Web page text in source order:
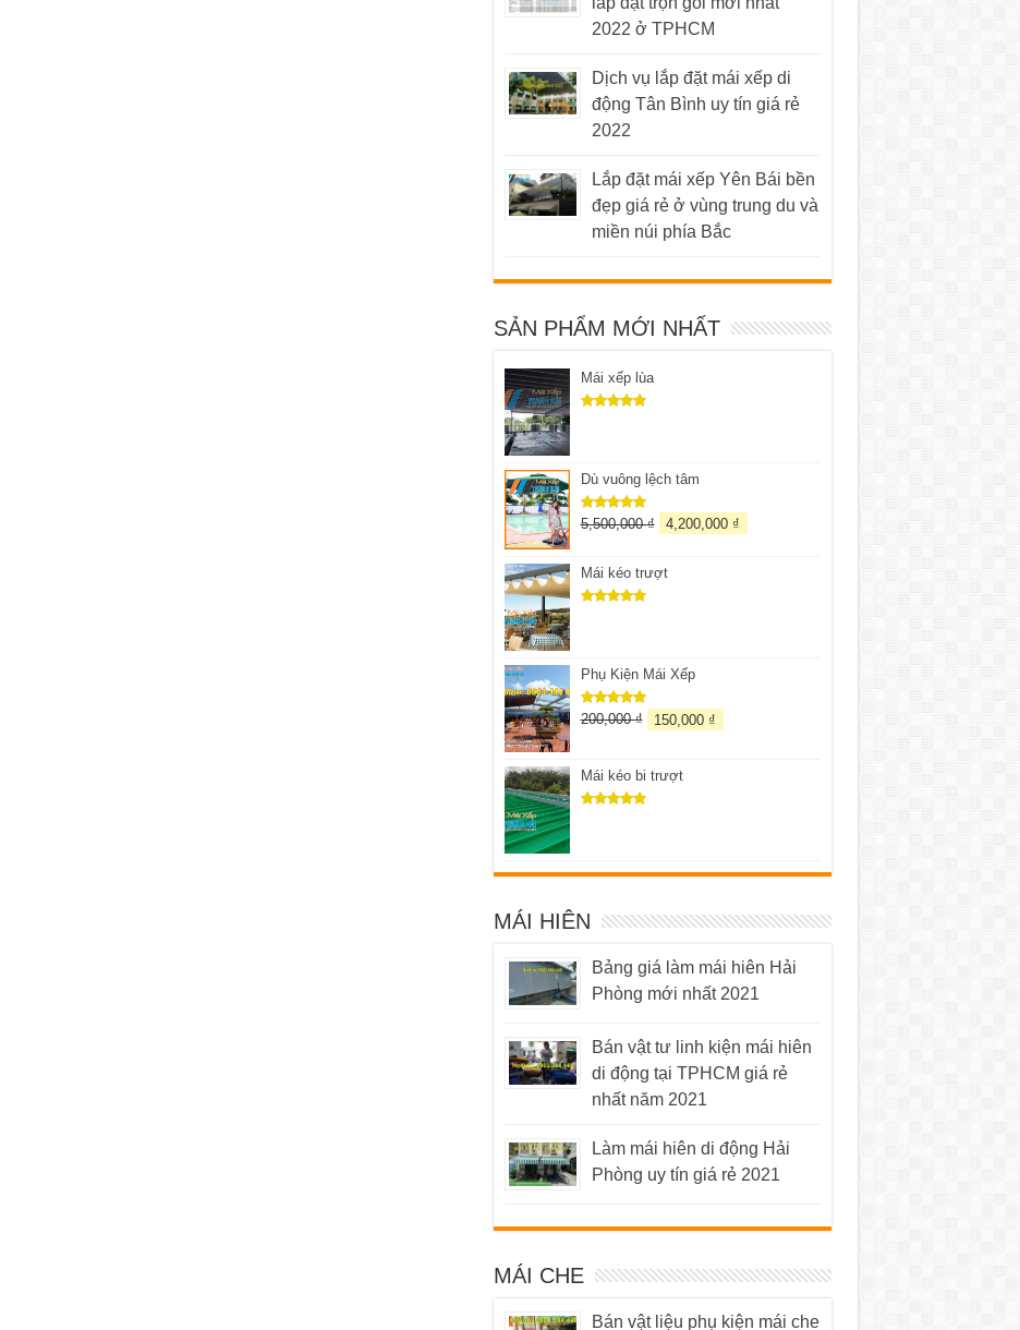
2022 ở TPHCM
Dịch vụ lắp đặt mái xếp di
động Tân Bình uy tín giá rẻ
2022
Lắp đặt mái xếp Yên Bái bền
đẹp giá rẻ ở vùng trung du và
miền núi phía Bắc
SẢN PHẨM MỚI NHẤT
Mái xếp lùa
Dù vuông lệch tâm
Được xếp
5,500,000₫ 4,200,000 ₫
Mái kéo trượt
Phụ Kiện Mái Xếp
Được xếp
200,000₫ 150,000 ₫
Mái kéo bi trượt
MÁI HIÊN
Bảng giá làm mái hiên Hải
Phòng mới nhất 2021
Bán vật tư linh kiện mái hiên
di động tại TPHCM giá rẻ
nhất năm 2021
Làm mái hiên di động Hải
Phòng uy tín giá rẻ 2021
MÁI CHE
Bán vật liệu phụ kiện mái che